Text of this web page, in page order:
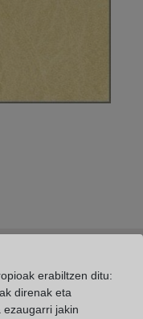
ON LINE
erabiltzen ditu:
direnak eta
ezaugarri jakin